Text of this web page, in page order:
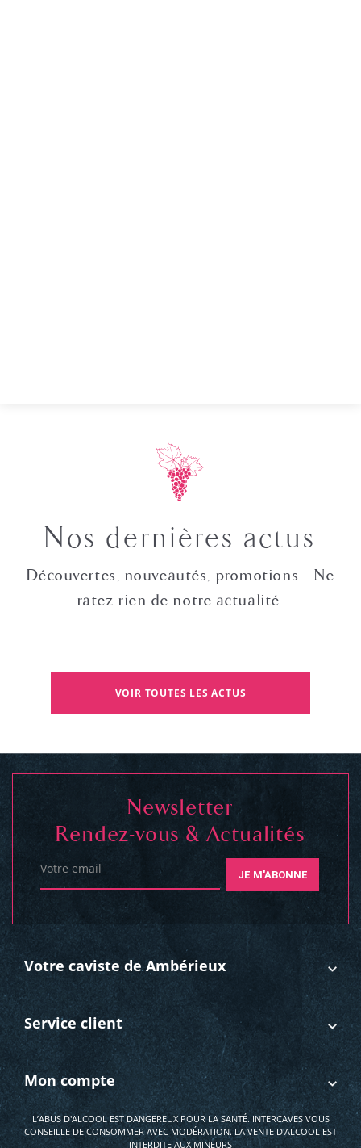
Nos dernières actus
Découvertes, nouveautés, promotions... Ne
ratez rien de notre actualité.
VOIR TOUTES LES ACTUS
Votre caviste de Ambérieux
Service client
Mon compte
Newsletter
Rendez-vous & Actualités
Votre email JE M'ABONNE
L’ABUS D'ALCOOL EST DANGEREUX POUR LA SANTÉ. INTERCAVES VOUS
CONSEILLE DE CONSOMMER AVEC MODÉRATION. LA VENTE D'ALCOOL EST
INTERDITE AUX MINEURS